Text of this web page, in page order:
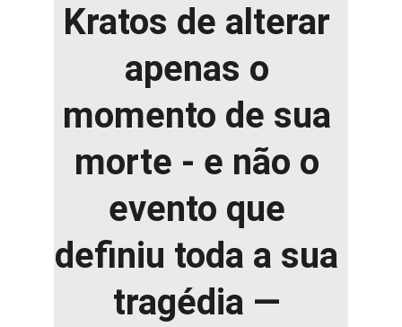
Kratos de alterar
apenas o
momento de sua
morte - e não o
evento que
definiu toda a sua
tragédia —